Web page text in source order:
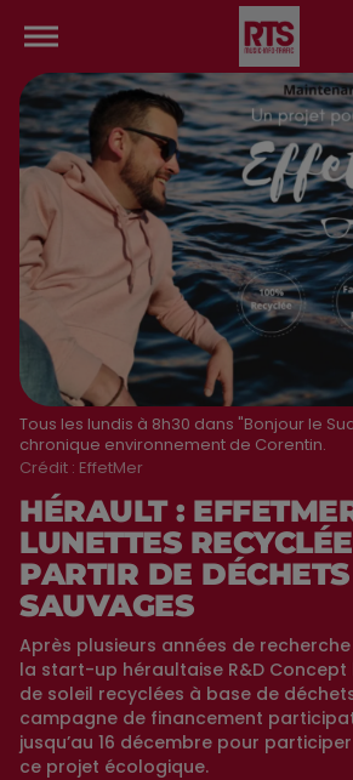
Tous les lundis à 8h30 dans "Bonjour le
chronique environnement de Corentin.
Crédit : EffetMer
HÉRAULT :
LUNETTES
PARTIR DE DÉCHETS
SAUVAGES
Après plusieurs années de
la start-up héraultaise R&D
de soleil recyclées à base de
campagne de financement
jusqu’au 16 décembre pour
ce projet écologique.